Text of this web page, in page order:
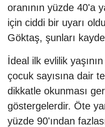
oranının yüzde 40'a
için ciddi bir uyarı
Göktaş, şunları
İdeal ilk evlilik
çocuk sayısına dair
dikkatle okunması
göstergelerdir. Öte
yüzde 90'ından